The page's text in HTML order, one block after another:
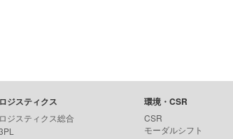
ロジスティクス
ロジスティクス総合
環境・CSR
CSR
モーダルシフト